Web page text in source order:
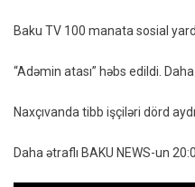
Baku TV 100 manata sosial
“Adəmin atası” həbs edildi.
Naxçıvanda tibb işçiləri dörd
Daha ətraflı BAKU NEWS-un